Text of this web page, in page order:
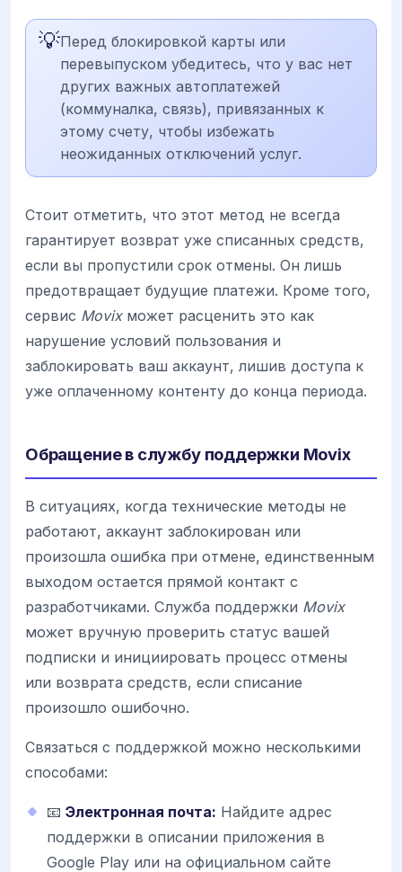
💡Перед блокировкой карты или
перевыпуском убедитесь, что у вас нет
других важных автоплатежей
(коммуналка, связь), привязанных к
этому счету, чтобы избежать
неожиданных отключений услуг.
Стоит отметить, что этот метод не всегда
гарантирует возврат уже списанных средств,
если вы пропустили срок отмены. Он лишь
предотвращает будущие платежи. Кроме того,
сервис Movixможет расценить это как
нарушение условий пользования и
заблокировать ваш аккаунт, лишив доступа к
уже оплаченному контенту до конца периода.
Обращение в службу поддержки Movix
В ситуациях, когда технические методы не
работают, аккаунт заблокирован или
произошла ошибка при отмене, единственным
выходом остается прямой контакт с
разработчиками. Служба поддержки Movix
может вручную проверить статус вашей
подписки и инициировать процесс отмены
или возврата средств, если списание
произошло ошибочно.
Связаться с поддержкой можно несколькими
способами:
📧 Электронная почта: Найдите адрес
поддержки в описании приложения в
Google Play или на официальном сайте